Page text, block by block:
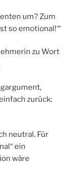
um? Zum
so emotional!‘“
zu Wort
zurück:
neutral. Für
ein
wäre